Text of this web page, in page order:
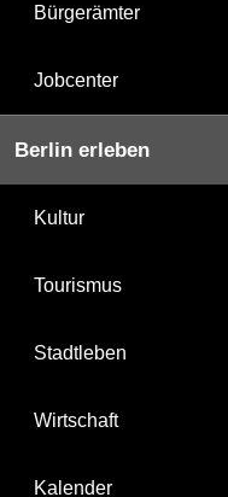
Bürgerämter
Jobcenter
Berlin erleben
Kultur
Tourismus
Stadtleben
Wirtschaft
Kalender